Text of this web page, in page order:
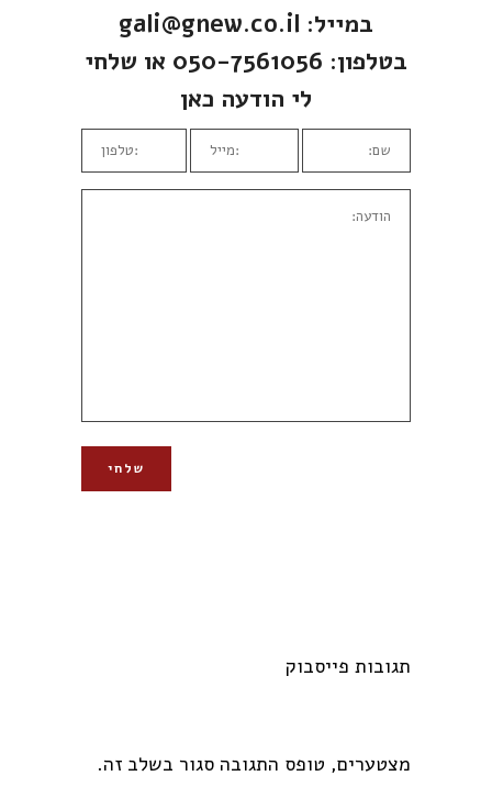
במייל: gali@gnew.co.il
בטלפון: 050-7561056 או שלחי
לי הודעה כאן
תגובות פייסבוק
מצטערים, טופס התגובה סגור בשלב זה.